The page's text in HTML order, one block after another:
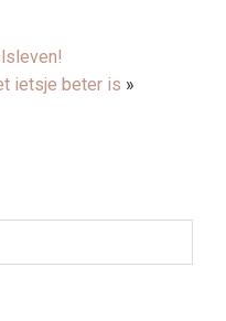
ietsje beter is »